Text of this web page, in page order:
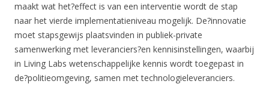
maakt wat het?effect is van een interventie wordt de stap
naar het vierde implementatieniveau mogelijk. De?innovatie
moet stapsgewijs plaatsvinden in publiek-private
samenwerking met leveranciers?en kennisinstellingen, waarbij
in Living Labs wetenschappelijke kennis wordt toegepast in
de?politieomgeving, samen met technologieleveranciers.